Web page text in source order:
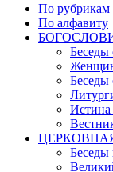
По рубрикам
По алфавиту
Беседы
Беседы